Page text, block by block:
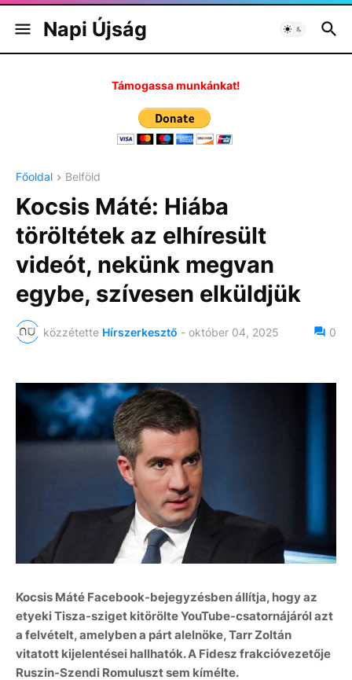
Napi Újság
Támogassa munkánkat!
Főoldal Belföld
Kocsis Máté: Hiába
töröltétek az elhíresült
videót, nekünk megvan
egybe, szívesen elküldjük
közzétette Hírszerkesztő - október 04, 2025 0
Kocsis Máté Facebook-bejegyzésben állítja, hogy az
etyeki Tisza-sziget kitörölte YouTube-csatornájáról azt
a felvételt, amelyben a párt alelnöke, Tarr Zoltán
vitatott kijelentései hallhatók. A Fidesz frakcióvezetője
Ruszin-Szendi Romuluszt sem kímélte.